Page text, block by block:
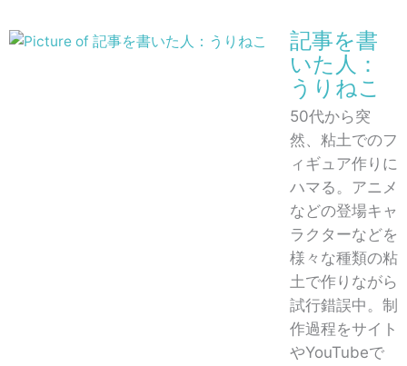
記事を書
いた人：
うりねこ
50代から突
然、粘土でのフ
ィギュア作りに
ハマる。アニメ
などの登場キャ
ラクターなどを
様々な種類の粘
土で作りながら
試行錯誤中。制
作過程をサイト
やYouTubeで